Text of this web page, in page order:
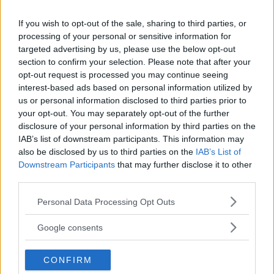
If you wish to opt-out of the sale, sharing to third parties, or
processing of your personal or sensitive information for
targeted advertising by us, please use the below opt-out
section to confirm your selection. Please note that after your
opt-out request is processed you may continue seeing
interest-based ads based on personal information utilized by
us or personal information disclosed to third parties prior to
your opt-out. You may separately opt-out of the further
disclosure of your personal information by third parties on the
IAB’s list of downstream participants. This information may
also be disclosed by us to third parties on the IAB’s List of
Downstream Participants that may further disclose it to other
Please note that this website/app uses one or more Google
not limited to your visit or usage behaviour. You may click to
use your data for below specified purposes in below Google
consent section.
Personal Data Processing Opt Outs
Google consents
CONFIRM
Audi Q2, Kia Niro, Opel Mokka X, Peugeot 3008 och Seat
Ateca ska stå längst fram på scenen?
0 kommentarer Gasa (2) Bromsa (5)
Testvärden: Audi Q2, Kia
Niro, Opel Mokka,
Peugeot 3008, Seat
Ateca (2017)
NYBILSTEST 11 januari 2017 Här kan du läsa mer om bland
barnsäkerhet, prestanda, kupé- och lastmått, krocksäkerhet